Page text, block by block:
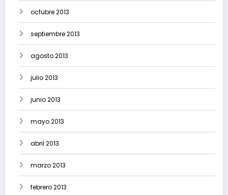
octubre 2013
septiembre 2013
agosto 2013
julio 2013
junio 2013
mayo 2013
abril 2013
marzo 2013
febrero 2013